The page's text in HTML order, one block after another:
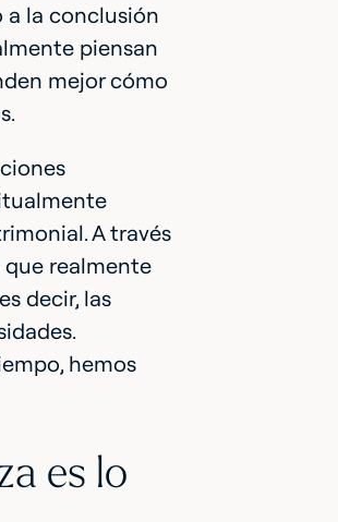
a la conclusión
piensan
mejor cómo
A través
realmente
decir, las
hemos
es lo